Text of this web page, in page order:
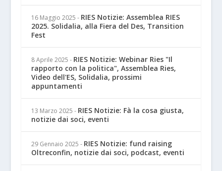
16 Maggio 2025 - RIES Notizie: Assemblea RIES
2025. Solidalia, alla Fiera del Des, Transition
Fest
8 Aprile 2025 - RIES Notizie: Webinar Ries "Il
rapporto con la politica", Assemblea Ries,
Video dell'ES, Solidalia, prossimi
appuntamenti
13 Marzo 2025 - RIES Notizie: Fà la cosa giusta,
notizie dai soci, eventi
29 Gennaio 2025 - RIES Notizie: fund raising
Oltreconfin, notizie dai soci, podcast, eventi